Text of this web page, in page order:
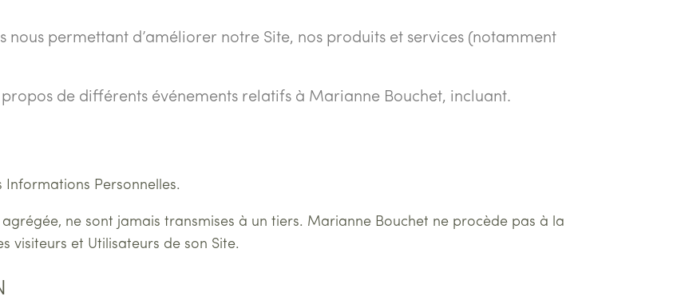
permettant d’améliorer notre Site, nos produits et services (notamment
de différents événements relatifs à Marianne Bouchet, incluant.
Personnelles.
ne sont jamais transmises à un tiers. Marianne Bouchet ne procède pas à la
visiteurs et Utilisateurs de son Site.